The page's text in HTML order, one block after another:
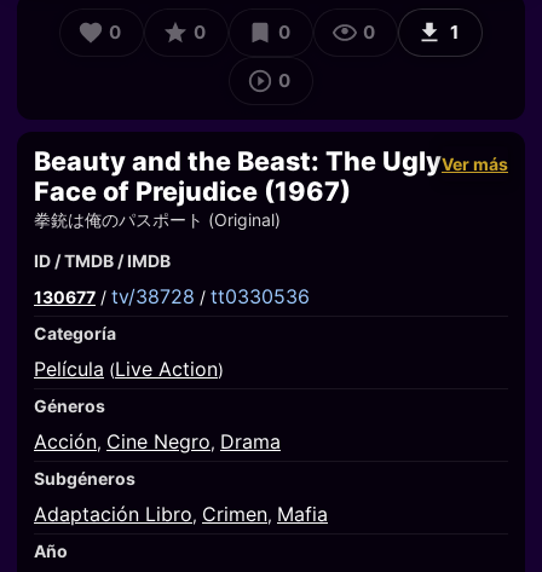
0 0 0 0 1
0
Beauty and the Beast: The Ugly
Face of Prejudice (1967)
Ver más
拳銃は俺のパスポート (Original)
ID / TMDB / IMDB
130677 / tv/38728 / tt0330536
Categoría
Película (Live Action)
Géneros
Acción, Cine Negro, Drama
Subgéneros
Adaptación Libro, Crimen, Mafia
Año